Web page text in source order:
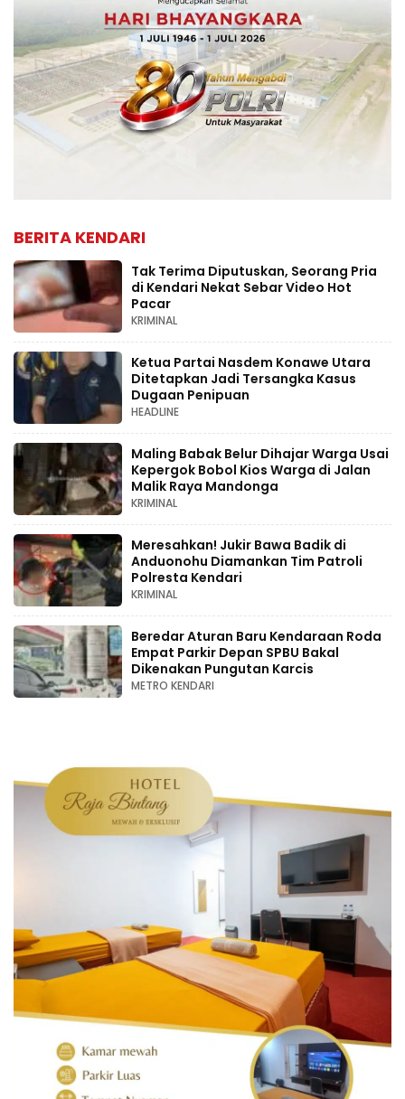
BERITA KENDARI
Tak Terima Diputuskan, Seorang Pria
di Kendari Nekat Sebar Video Hot
Pacar
KRIMINAL
Ketua Partai Nasdem Konawe Utara
Ditetapkan Jadi Tersangka Kasus
Dugaan Penipuan
HEADLINE
Maling Babak Belur Dihajar Warga Usai
Kepergok Bobol Kios Warga di Jalan
Malik Raya Mandonga
KRIMINAL
Meresahkan! Jukir Bawa Badik di
Anduonohu Diamankan Tim Patroli
Polresta Kendari
KRIMINAL
Beredar Aturan Baru Kendaraan Roda
Empat Parkir Depan SPBU Bakal
Dikenakan Pungutan Karcis
METRO KENDARI